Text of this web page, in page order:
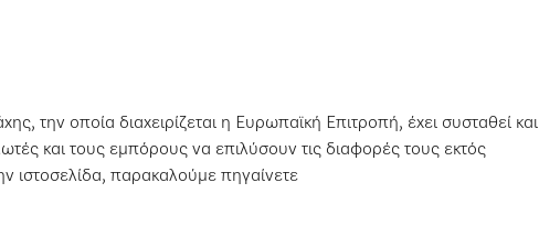
την οποία διαχειρίζεται η Ευρωπαϊκή Επιτροπή, έχει συσταθεί και
και τους εμπόρους να επιλύσουν τις διαφορές τους εκτός
ιστοσελίδα, παρακαλούμε πηγαίνετε